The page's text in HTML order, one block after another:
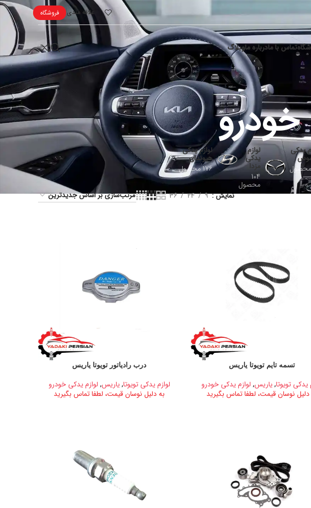
علاقه مندی فروشگاه
تماس با مادرباره ماوبلاگ
خودرو
یدکی لوازم
یدکی
مزدا
104
محصول
لوازم یدکی
هیوندای
176 محصول
نمایش 9
24
36
تسمه تایم تویوتا یاریس
یدکی تویوتا,یاریس, لوازم یدکی خودرو
دلیل نوسان قیمت، لطفا تماس بگیرید
درب رادیاتور تویوتا یاریس
لوازم یدکی تویوتا,یاریس, لوازم یدکی خودرو
به دلیل نوسان قیمت، لطفا تماس بگیرید